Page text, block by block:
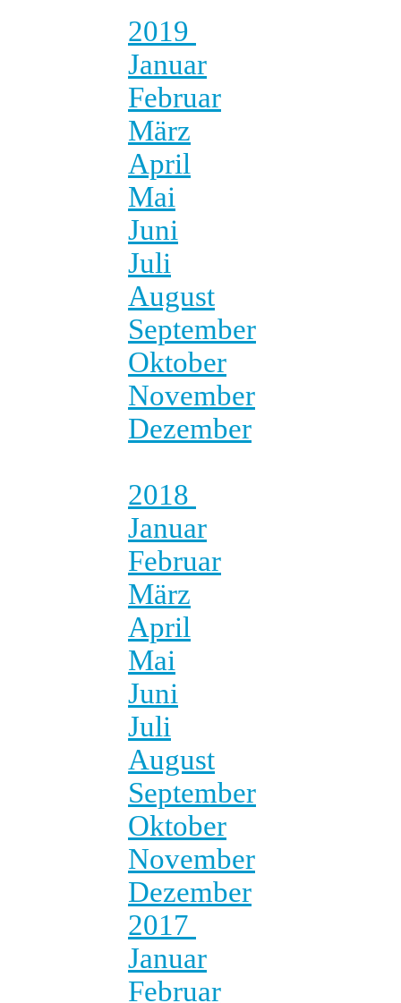
2019
Januar
Februar
März
April
Mai
Juni
Juli
August
September
Oktober
November
Dezember
2018
Januar
Februar
März
April
Mai
Juni
Juli
August
September
Oktober
November
Dezember
2017
Januar
Februar